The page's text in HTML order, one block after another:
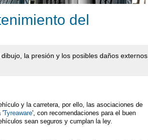
del
la presión y los posibles daños externos
y la carretera, por ello, las asociaciones de
'Tyreaware', con recomendaciones para el buen
sean seguros y cumplan la ley.